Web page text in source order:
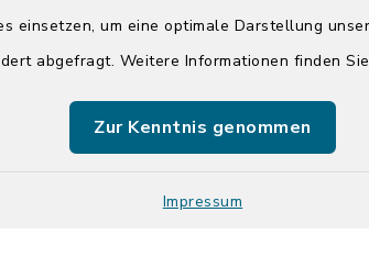
einsetzen, um eine optimale Darstellung
abgefragt. Weitere Informationen finden
Zur Kenntnis genommen
Impressum
Kreis
Tourist-